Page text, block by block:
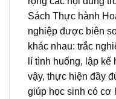
Sách Thực hành
nghiệp được biên
khác nhau: trắc
lí tình huống, lập
vậy, thực hiện đầy
giúp học sinh có cơ